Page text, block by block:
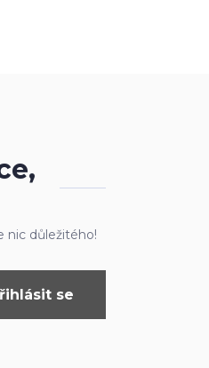
nic důležitého!
se